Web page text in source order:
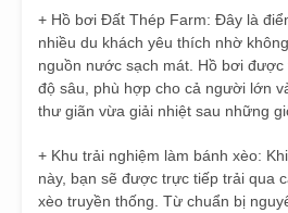
+ Hồ bơi Đất Thép Farm: Đây là
nhiều du khách yêu thích nhờ
nguồn nước sạch mát. Hồ bơi
độ sâu, phù hợp cho cả người lớn
thư giãn vừa giải nhiệt sau những
+ Khu trải nghiệm làm bánh xèo:
này, bạn sẽ được trực tiếp trải qua
xèo truyền thống. Từ chuẩn bị